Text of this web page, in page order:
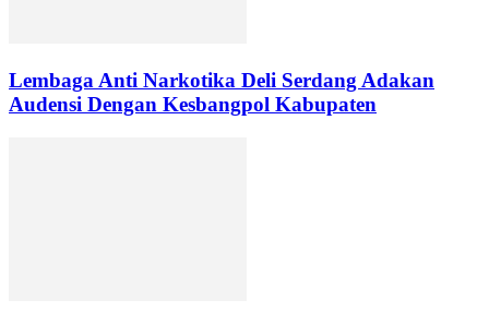
Lembaga Anti Narkotika Deli Serdang Adakan
Audensi Dengan Kesbangpol Kabupaten